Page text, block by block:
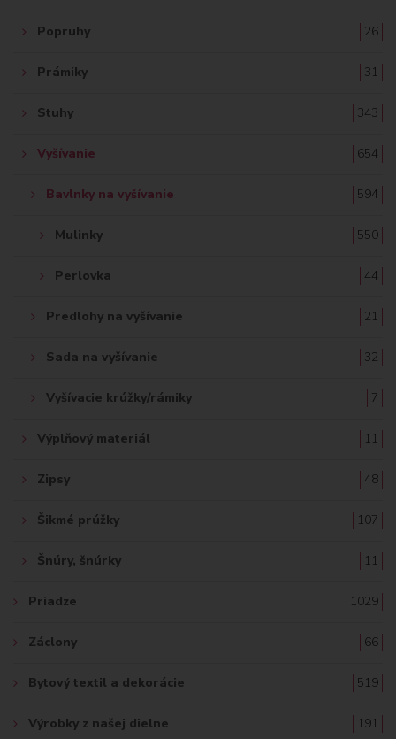
Popruhy 26
Prámiky 31
Stuhy 343
Vyšívanie 654
Bavlnky na vyšívanie 594
Mulinky 550
Perlovka 44
Predlohy na vyšívanie 21
Sada na vyšívanie 32
Vyšívacie krúžky/rámiky 7
Výplňový materiál 11
Zipsy 48
Šikmé prúžky 107
Šnúry, šnúrky 11
Priadze 1029
Záclony 66
Bytový textil a dekorácie 519
Výrobky z našej dielne 191